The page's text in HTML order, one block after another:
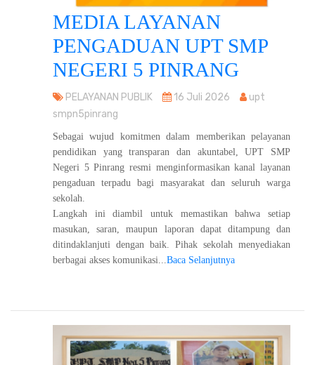
MEDIA LAYANAN
PENGADUAN UPT SMP
NEGERI 5 PINRANG
PELAYANAN PUBLIK 16 Juli 2026
upt
smpn5pinrang
Sebagai wujud komitmen dalam memberikan pelayanan
pendidikan yang transparan dan akuntabel, UPT SMP
Negeri 5 Pinrang resmi menginformasikan kanal layanan
pengaduan terpadu bagi masyarakat dan seluruh warga
sekolah.
Langkah ini diambil untuk memastikan bahwa setiap
masukan, saran, maupun laporan dapat ditampung dan
ditindaklanjuti dengan baik. Pihak sekolah menyediakan
berbagai akses komunikasi... Baca Selanjutnya